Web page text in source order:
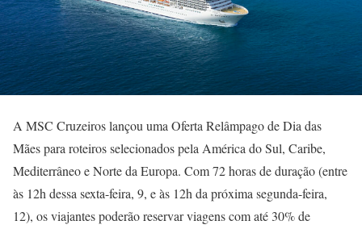
A MSC Cruzeiros lançou uma Oferta Relâmpago de Dia das
Mães para roteiros selecionados pela América do Sul, Caribe,
Mediterrâneo e Norte da Europa. Com 72 horas de duração (entre
às 12h dessa sexta-feira, 9, e às 12h da próxima segunda-feira,
12), os viajantes poderão reservar viagens com até 30% de